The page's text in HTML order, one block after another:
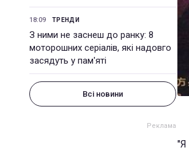
18:09 ТРЕНДИ
З ними не заснеш до ранку: 8
моторошних серіалів, які надовго
засядуть у пам'яті
Всі новини
"Я